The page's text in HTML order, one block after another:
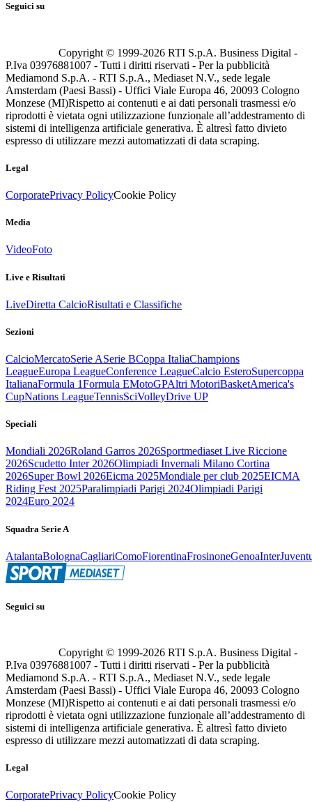
Seguici su
Copyright © 1999-2026 RTI S.p.A. Business Digital -
P.Iva 03976881007 - Tutti i diritti riservati - Per la pubblicità
Mediamond S.p.A. - RTI S.p.A., Mediaset N.V., sede legale
Amsterdam (Paesi Bassi) - Uffici Viale Europa 46, 20093 Cologno
Monzese (MI)Rispetto ai contenuti e ai dati personali trasmessi e/o
riprodotti è vietata ogni utilizzazione funzionale all’addestramento di
sistemi di intelligenza artificiale generativa. È altresì fatto divieto
espresso di utilizzare mezzi automatizzati di data scraping.
Legal
CorporatePrivacy PolicyCookie Policy
Media
VideoFoto
Live e Risultati
LiveDiretta CalcioRisultati e Classifiche
Sezioni
CalcioMercatoSerie ASerie BCoppa ItaliaChampions
LeagueEuropa LeagueConference LeagueCalcio EsteroSupercoppa
ItalianaFormula 1Formula EMotoGPAltri MotoriBasketAmerica's
CupNations LeagueTennisSciVolleyDrive UP
Speciali
Mondiali 2026Roland Garros 2026Sportmediaset Live Riccione
2026Scudetto Inter 2026Olimpiadi Invernali Milano Cortina
2026Super Bowl 2026Eicma 2025Mondiale per club 2025EICMA
Riding Fest 2025Paralimpiadi Parigi 2024Olimpiadi Parigi
2024Euro 2024
Squadra Serie A
AtalantaBolognaCagliariComoFiorentinaFrosinoneGenoaInter
Seguici su
Copyright © 1999-2026 RTI S.p.A. Business Digital -
P.Iva 03976881007 - Tutti i diritti riservati - Per la pubblicità
Mediamond S.p.A. - RTI S.p.A., Mediaset N.V., sede legale
Amsterdam (Paesi Bassi) - Uffici Viale Europa 46, 20093 Cologno
Monzese (MI)Rispetto ai contenuti e ai dati personali trasmessi e/o
riprodotti è vietata ogni utilizzazione funzionale all’addestramento di
sistemi di intelligenza artificiale generativa. È altresì fatto divieto
espresso di utilizzare mezzi automatizzati di data scraping.
Legal
CorporatePrivacy PolicyCookie Policy